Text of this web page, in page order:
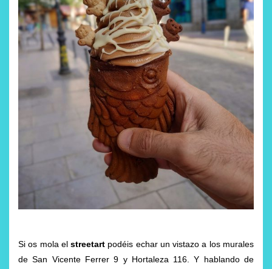
Si os mola elstreetart podéis echar un vistazo a los murales
de San Vicente Ferrer 9 y Hortaleza 116. Y hablando de